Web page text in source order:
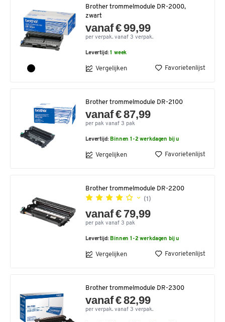
Brother trommelmodule DR-2000,
zwart
vanaf € 99,99
per verpak. vanaf 3 verpak.
Levertijd:1 week
Vergelijken Favorietenlijst
Brother trommelmodule DR-2100
vanaf € 87,99
per pak vanaf 3 pak
Levertijd: Binnen 1-2 werkdagen bij u
Vergelijken Favorietenlijst
Brother trommelmodule DR-2200
(1)
vanaf € 79,99
per pak vanaf 3 pak
Levertijd: Binnen 1-2 werkdagen bij u
Vergelijken Favorietenlijst
Brother trommelmodule DR-2300
vanaf € 82,99
per verpak. vanaf 3 verpak.